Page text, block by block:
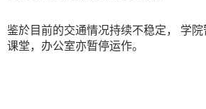
鉴於目前的交通情况持续不稳定， 学
课堂，办公室亦暂停运作。